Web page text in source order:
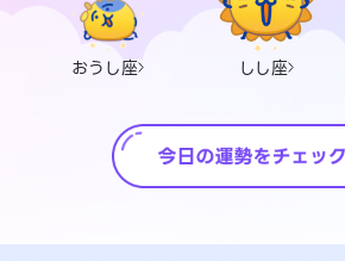
おうし座 しし座